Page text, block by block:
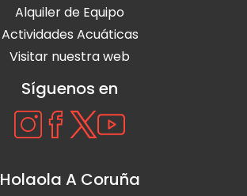
Alquiler de Equipo
Actividades Acuáticas
Visitar nuestra web
Síguenos en
Holaola A Coruña